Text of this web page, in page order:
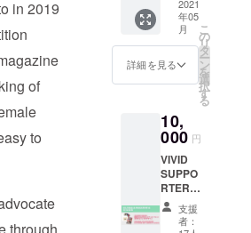
in 2019
of
to
through
betwee
n the
purple
"Poder
Feminin
bandan
a, and
green
"Aborto
libre,
seguro
Sticker
Sets (3
sticker
s)/Voice
Up
のス
テッ
カー
セット
（３
枚）
Voice
す。 オ
フ会
は、１
回はオ
ンライ
ン開
催、そ
ロナウ
イルス
が落ち
着いた
2021年
下旬に
オフラ
インの
2021
年05
月
詳細を見る
こ
の
リ
タ
ー
ン
を
選
択
す
る
10,
000 円
VIVID
SUPPO
RTER
VUJ オ
リジナ
支援
者：